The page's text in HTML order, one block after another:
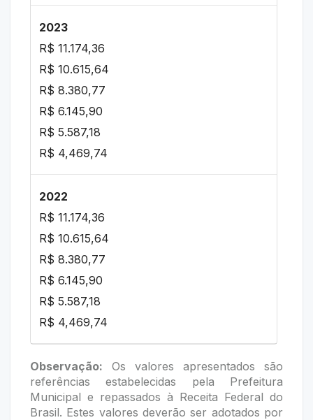
2023
R$ 11.174,36
R$ 10.615,64
R$ 8.380,77
R$ 6.145,90
R$ 5.587,18
R$ 4,469,74
2022
R$ 11.174,36
R$ 10.615,64
R$ 8.380,77
R$ 6.145,90
R$ 5.587,18
R$ 4,469,74
Observação:
Os valores apresentados são
referências estabelecidas pela Prefeitura
Municipal e repassados à Receita Federal do
Brasil. Estes valores deverão ser adotados por